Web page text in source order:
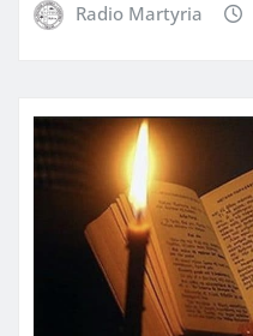
Radio Martyria